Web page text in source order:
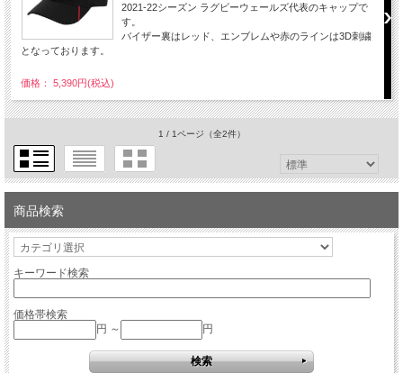
2021-22シーズン ラグビーウェールズ代表のキャップで
す。
バイザー裏はレッド、エンブレムや赤のラインは3D刺繍
となっております。
価格： 5,390円(税込)
1 / 1ページ （全2件）
商品検索
キーワード検索
価格帯検索
円 ～
円